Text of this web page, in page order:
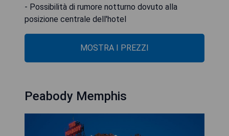
- Possibilità di rumore notturno dovuto alla
posizione centrale dell'hotel
MOSTRA I PREZZI
Peabody Memphis